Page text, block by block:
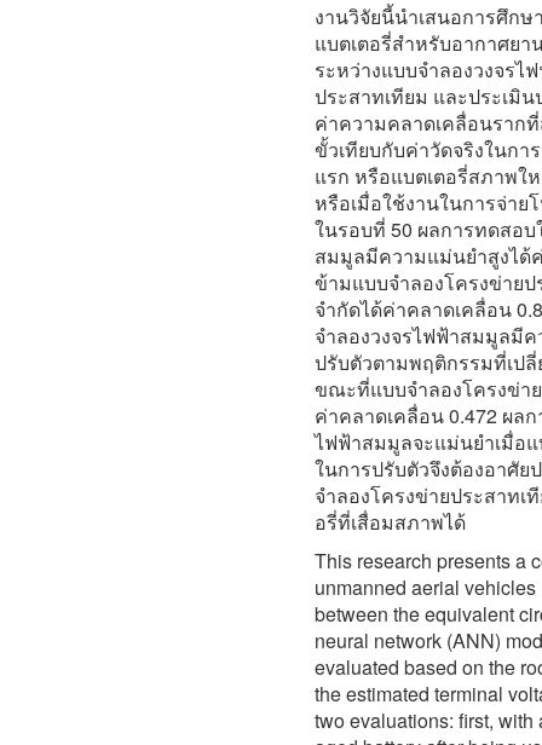
งานวิจัยนี้นำเสนอการศึกษ
แบตเตอรี่สำหรับอากาศยา
ระหว่างแบบจำลองวงจร
ประสาทเทียม และประเมิ
ค่าความคลาดเคลื่อนราก
ขั้วเทียบกับค่าวัดจริงในกา
แรก หรือแบตเตอรี่สภาพใ
หรือเมื่อใช้งานในการจ่า
ในรอบที่ 50 ผลการทดสอ
สมมูลมีความแม่นยำสูงได้
ข้ามแบบจำลองโครงข่าย
จำกัดได้ค่าคลาดเคลื่อน
จำลองวงจรไฟฟ้าสมมูลมี
ปรับตัวตามพฤติกรรมที่เป
ขณะที่แบบจำลองโครงข่า
ค่าคลาดเคลื่อน 0.472 ผล
ไฟฟ้าสมมูลจะแม่นยำเมื่อ
ในการปรับตัวจึงต้องอาศัย
จำลองโครงข่ายประสาทเ
อรี่ที่เสื่อมสภาพได้
This research presents a
unmanned aerial
between the equivalent
neural network (ANN)
evaluated based on the
the estimated terminal
two evaluations: first, with